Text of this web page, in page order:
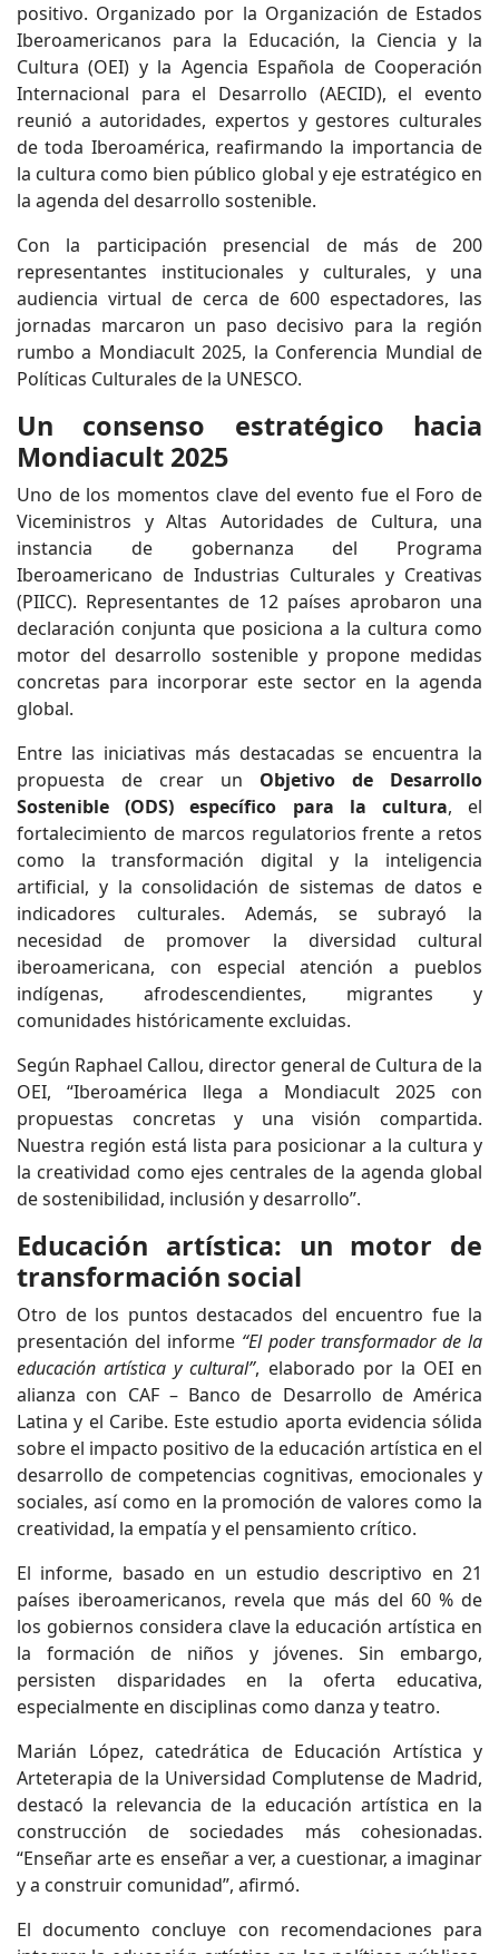
positivo. Organizado por la Organización de Estados
Iberoamericanos para la Educación, la Ciencia y la
Cultura (OEI) y la Agencia Española de Cooperación
Internacional para el Desarrollo (AECID), el evento
reunió a autoridades, expertos y gestores culturales
de toda Iberoamérica, reafirmando la importancia de
la cultura como bien público global y eje estratégico en
la agenda del desarrollo sostenible.
Con la participación presencial de más de 200
representantes institucionales y culturales, y una
audiencia virtual de cerca de 600 espectadores, las
jornadas marcaron un paso decisivo para la región
rumbo a Mondiacult 2025, la Conferencia Mundial de
Políticas Culturales de la UNESCO.
Un consenso estratégico hacia
Mondiacult 2025
Uno de los momentos clave del evento fue el Foro de
Viceministros y Altas Autoridades de Cultura, una
instancia de gobernanza del Programa
Iberoamericano de Industrias Culturales y Creativas
(PIICC). Representantes de 12 países aprobaron una
declaración conjunta que posiciona a la cultura como
motor del desarrollo sostenible y propone medidas
concretas para incorporar este sector en la agenda
global.
Entre las iniciativas más destacadas se encuentra la
propuesta de crear un Objetivo de Desarrollo
Sostenible (ODS) específico para la cultura, el
fortalecimiento de marcos regulatorios frente a retos
como la transformación digital y la inteligencia
artificial, y la consolidación de sistemas de datos e
indicadores culturales. Además, se subrayó la
necesidad de promover la diversidad cultural
iberoamericana, con especial atención a pueblos
indígenas, afrodescendientes, migrantes y
comunidades históricamente excluidas.
Según Raphael Callou, director general de Cultura de la
OEI, “Iberoamérica llega a Mondiacult 2025 con
propuestas concretas y una visión compartida.
Nuestra región está lista para posicionar a la cultura y
la creatividad como ejes centrales de la agenda global
de sostenibilidad, inclusión y desarrollo”.
Educación artística: un motor de
transformación social
Otro de los puntos destacados del encuentro fue la
presentación del informe “El poder transformador de la
educación artística y cultural”, elaborado por la OEI en
alianza con CAF – Banco de Desarrollo de América
Latina y el Caribe. Este estudio aporta evidencia sólida
sobre el impacto positivo de la educación artística en el
desarrollo de competencias cognitivas, emocionales y
sociales, así como en la promoción de valores como la
creatividad, la empatía y el pensamiento crítico.
El informe, basado en un estudio descriptivo en 21
países iberoamericanos, revela que más del 60 % de
los gobiernos considera clave la educación artística en
la formación de niños y jóvenes. Sin embargo,
persisten disparidades en la oferta educativa,
especialmente en disciplinas como danza y teatro.
Marián López, catedrática de Educación Artística y
Arteterapia de la Universidad Complutense de Madrid,
destacó la relevancia de la educación artística en la
construcción de sociedades más cohesionadas.
“Enseñar arte es enseñar a ver, a cuestionar, a imaginar
y a construir comunidad”, afirmó.
El documento concluye con recomendaciones para